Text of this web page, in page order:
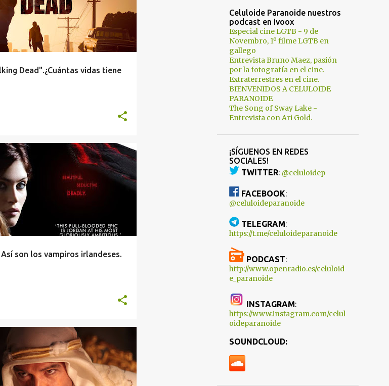
Dead".¿Cuántas vidas tiene
son los vampiros irlandeses.
Celuloide Paranoide nuestros
podcast en Ivoox
Especial cine LGTB - 9 de
Novembro, 1º filme LGTB en
gallego
Entrevista Bruno Maez, pasión
por la fotografía en el cine.
Extraterrestres en el cine.
BIENVENIDOS A CELULOIDE
PARANOIDE
The Song of Sway Lake -
Entrevista con Ari Gold.
¡SÍGUENOS EN REDES
SOCIALES!
TWITTER: @celuloidep
FACEBOOK:
@celuloideparanoide
TELEGRAM:
https://t.me/celuloideparanoide
PODCAST:
http://www.openradio.es/celuloid
e_paranoide
INSTAGRAM:
https://www.instagram.com/celul
oideparanoide
SOUNDCLOUD: